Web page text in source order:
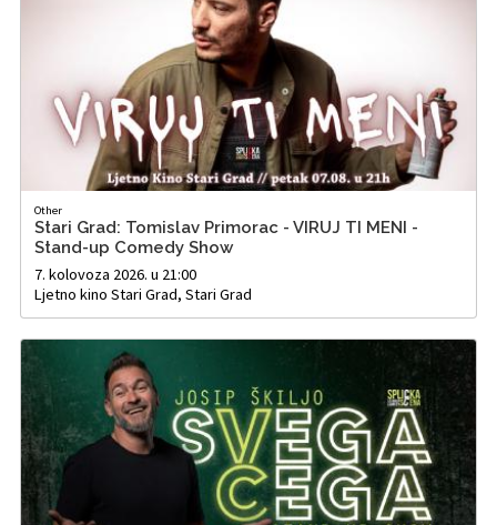
Other
Stari Grad: Tomislav Primorac - VIRUJ TI MENI -
Stand-up Comedy Show
7. kolovoza 2026. u 21:00
Ljetno kino Stari Grad, Stari Grad